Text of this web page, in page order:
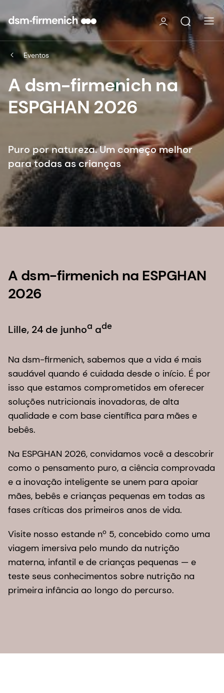
Eventos
A dsm-firmenich na
ESPGHAN 2026
Puro por natureza. Um começo melhor
para todas as crianças
A dsm-firmenich na ESPGHAN
2026
Lille, 24 de junhoa ade
Na dsm-firmenich, sabemos que a vida é mais
saudável quando é cuidada desde o início. É por
isso que estamos comprometidos em oferecer
soluções nutricionais inovadoras, de alta
qualidade e com base científica para mães e
bebês.
Na ESPGHAN 2026, convidamos você a descobrir
como o pensamento puro, a ciência comprovada
e a inovação inteligente se unem para apoiar
mães, bebês e crianças pequenas em todas as
fases críticas dos primeiros anos de vida.
Visite nosso estande nº 5, concebido como uma
viagem imersiva pelo mundo da nutrição
materna, infantil e de crianças pequenas — e
teste seus conhecimentos sobre nutrição na
primeira infância ao longo do percurso.